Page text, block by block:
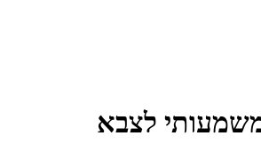
משמעותי לצבא